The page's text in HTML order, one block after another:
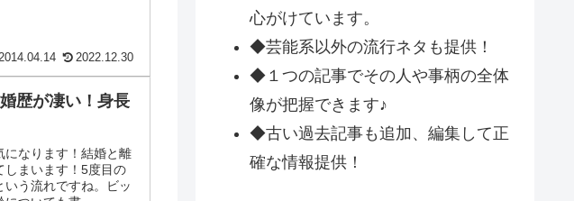
2022.12.30
歴が凄い！身長
になります！結婚と離
しまいます！5度目の
う流れですね。ビッ
心がけています。
◆芸能系以外の流行ネタも提供！
◆１つの記事でその人や事柄の全体
像が把握できます♪
◆古い過去記事も追加、編集して正
確な情報提供！